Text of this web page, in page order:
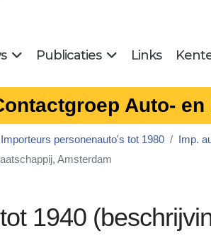
Publicaties Links
Auto-
Importeurs personenauto's tot 1980
Imp.
Amsterdam
1940